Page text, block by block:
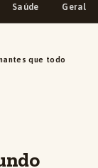
Saúde Geral
que todo